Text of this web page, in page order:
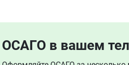
ОСАГО в вашем